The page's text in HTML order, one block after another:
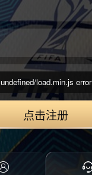
点击注册
undefined/load.min.js error